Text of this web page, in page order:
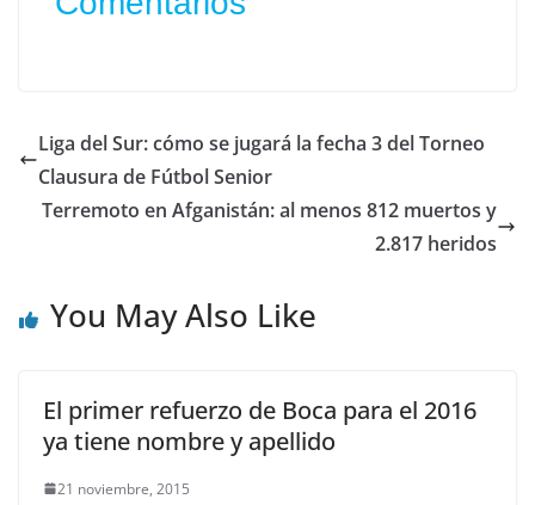
Liga del Sur: cómo se jugará la fecha 3 del Torneo
Clausura de Fútbol Senior
Terremoto en Afganistán: al menos 812 muertos y
2.817 heridos
You May Also Like
El primer refuerzo de Boca para el 2016
ya tiene nombre y apellido
21 noviembre, 2015